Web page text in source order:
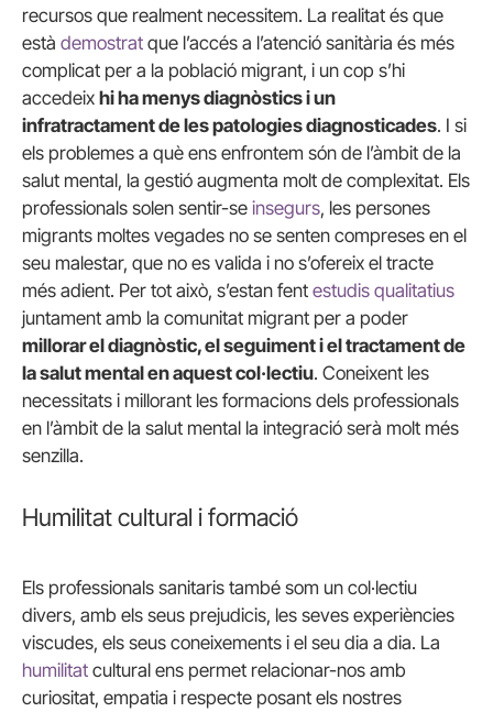
recursos que realment necessitem. La realitat és que
està demostrat que l’accés a l’atenció sanitària és més
complicat per a la població migrant, i un cop s’hi
accedeix hi ha menys diagnòstics i un
infratractament de les patologies diagnosticades. I si
els problemes a què ens enfrontem són de l’àmbit de la
salut mental, la gestió augmenta molt de complexitat. Els
professionals solen sentir-se insegurs, les persones
migrants moltes vegades no se senten compreses en el
seu malestar, que no es valida i no s’ofereix el tracte
més adient. Per tot això, s’estan fent estudis qualitatius
juntament amb la comunitat migrant per a poder
millorar el diagnòstic, el seguiment i el tractament de
la salut mental en aquest col·lectiu. Coneixent les
necessitats i millorant les formacions dels professionals
en l’àmbit de la salut mental la integració serà molt més
senzilla.
Humilitat cultural i formació
Els professionals sanitaris també som un col·lectiu
divers, amb els seus prejudicis, les seves experiències
viscudes, els seus coneixements i el seu dia a dia. La
humilitat cultural ens permet relacionar-nos amb
curiositat, empatia i respecte posant els nostres